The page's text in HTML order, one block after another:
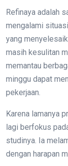
Refinaya adalah
mengalami
yang
masih kesulitan
memantau
minggu dapat
pekerjaan.
Karena lamanya
lagi berfokus
studinya. Ia
dengan harapan